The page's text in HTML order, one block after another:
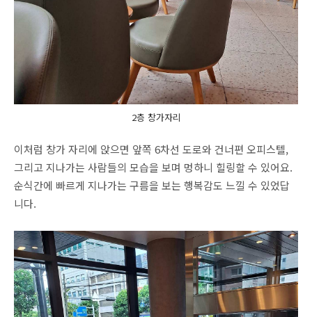
2층 창가자리
이처럼 창가 자리에 앉으면 앞쪽 6차선 도로와 건너편 오피스텔,
그리고 지나가는 사람들의 모습을 보며 멍하니 힐링할 수 있어요.
순식간에 빠르게 지나가는 구름을 보는 행복감도 느낄 수 있었답
니다.